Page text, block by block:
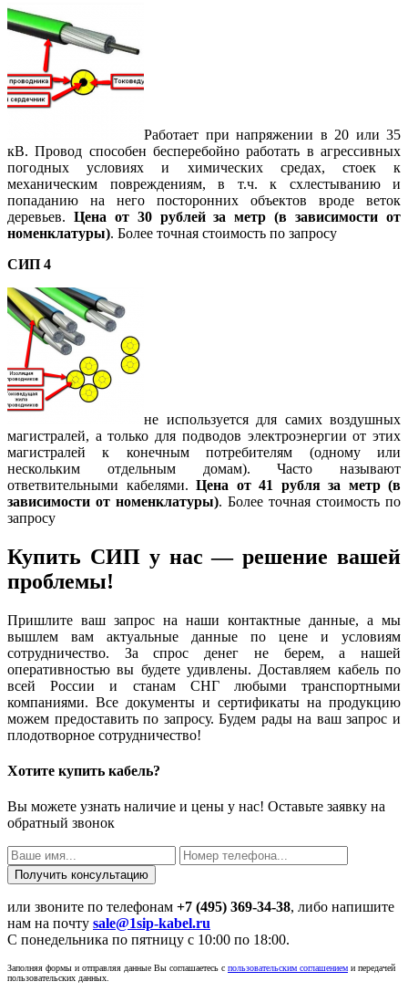
Работает при напряжении в 20 или 35
кВ. Провод способен бесперебойно работать в агрессивных
погодных условиях и химических средах, стоек к
механическим повреждениям, в т.ч. к схлестыванию и
попаданию на него посторонних объектов вроде веток
деревьев. Цена от 30 рублей за метр (в зависимости от
номенклатуры). Более точная стоимость по запросу
СИП 4
не используется для самих воздушных
магистралей, а только для подводов электроэнергии от этих
магистралей к конечным потребителям (одному или
нескольким отдельным домам). Часто называют
ответвительными кабелями. Цена от 41 рубля за метр (в
зависимости от номенклатуры). Более точная стоимость по
запросу
Купить СИП у нас — решение вашей
проблемы!
Пришлите ваш запрос на наши контактные данные, а мы
вышлем вам актуальные данные по цене и условиям
сотрудничество. За спрос денег не берем, а нашей
оперативностью вы будете удивлены. Доставляем кабель по
всей России и станам СНГ любыми транспортными
компаниями. Все документы и сертификаты на продукцию
можем предоставить по запросу. Будем рады на ваш запрос и
плодотворное сотрудничество!
Хотите купить кабель?
Вы можете узнать наличие и цены у нас! Оставьте заявку на
обратный звонок
или звоните по телефонам +7 (495) 369-34-38, либо напишите
нам на почту sale@1sip-kabel.ru
C понедельника по пятницу с 10:00 по 18:00.
Заполняя формы и отправляя данные Вы соглашаетесь с пользовательским соглашением и передачей
пользовательских данных.